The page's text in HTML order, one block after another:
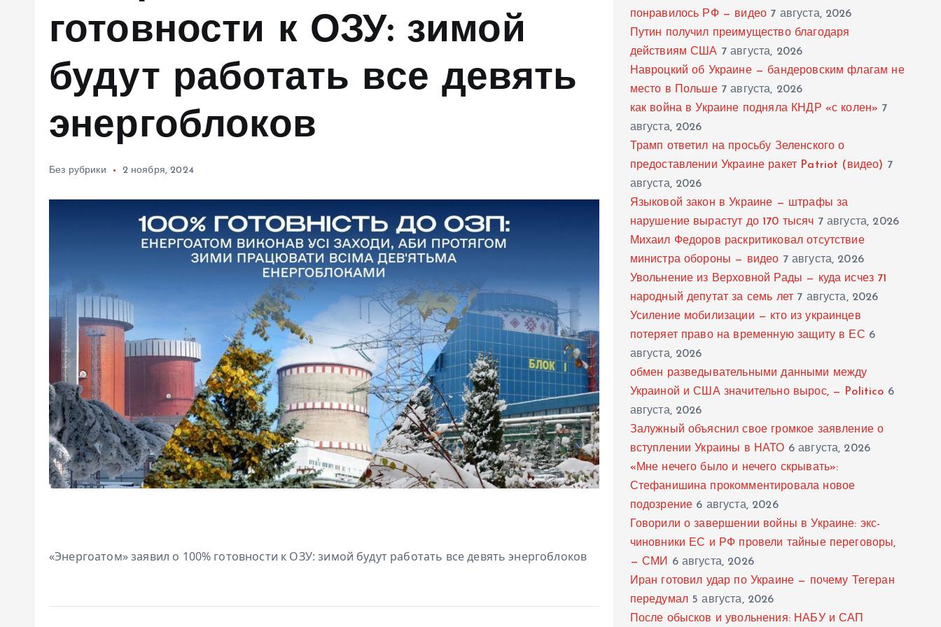
готовности к ОЗУ: зимой
будут работать все девять
энергоблоков
Без рубрики 2 ноября, 2024
«Энергоатом» заявил о 100% готовности к ОЗУ: зимой будут работать все девять энергоблоков
понравилось РФ — видео 7 августа, 2026
Путин получил преимущество благодаря
действиям США 7 августа, 2026
Навроцкий об Украине — бандеровским флагам не
место в Польше 7 августа, 2026
как война в Украине подняла КНДР «с колен» 7
августа, 2026
Трамп ответил на просьбу Зеленского о
предоставлении Украине ракет Patriot (видео) 7
августа, 2026
Языковой закон в Украине — штрафы за
нарушение вырастут до 170 тысяч 7 августа, 2026
Михаил Федоров раскритиковал отсутствие
министра обороны — видео 7 августа, 2026
Увольнение из Верховной Рады — куда исчез 71
народный депутат за семь лет 7 августа, 2026
Усиление мобилизации — кто из украинцев
потеряет право на временную защиту в ЕС 6
августа, 2026
обмен разведывательными данными между
Украиной и США значительно вырос, — Politico 6
августа, 2026
Залужный объяснил свое громкое заявление о
вступлении Украины в НАТО 6 августа, 2026
«Мне нечего было и нечего скрывать»:
Стефанишина прокомментировала новое
подозрение 6 августа, 2026
Говорили о завершении войны в Украине: экс-
чиновники ЕС и РФ провели тайные переговоры,
— СМИ 6 августа, 2026
Иран готовил удар по Украине — почему Тегеран
передумал 5 августа, 2026
После обысков и увольнения: НАБУ и САП